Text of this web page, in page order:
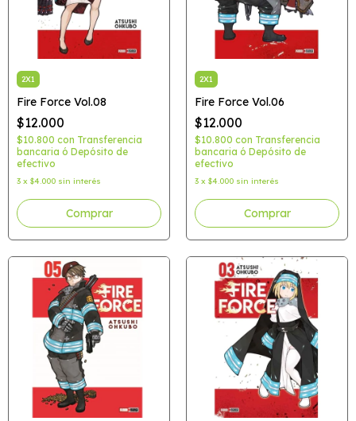
2X1
Fire Force Vol.08
$12.000
$10.800 con Transferencia
bancaria ó Depósito de
efectivo
3 x $4.000 sin interés
2X1
Fire Force Vol.06
$12.000
$10.800 con Transferencia
bancaria ó Depósito de
efectivo
3 x $4.000 sin interés